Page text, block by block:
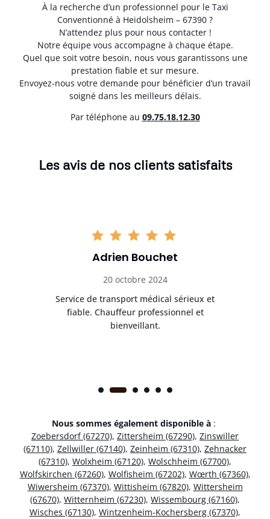
À la recherche d’un professionnel pour le Taxi
Conventionné à Heidolsheim – 67390 ?
N’attendez plus pour nous contacter !
Notre équipe vous accompagne à chaque étape.
Quel que soit votre besoin, nous vous garantissons une
prestation fiable et sur mesure.
Envoyez-nous votre demande pour bénéficier d’un travail
soigné dans les meilleurs délais.
Par téléphone au 09.75.18.12.30
Les avis de nos clients satisfaits
Adrien Bouchet
20 octobre 2024
Service de transport médical sérieux et
fiable. Chauffeur professionnel et
bienveillant.
Nous sommes également disponible à :
Zoebersdorf (67270), Zittersheim (67290), Zinswiller
(67110), Zellwiller (67140), Zeinheim (67310), Zehnacker
(67310), Wolxheim (67120), Wolschheim (67700),
Wolfskirchen (67260), Wolfisheim (67202), Wœrth (67360),
Wiwersheim (67370), Wittisheim (67820), Wittersheim
(67670), Witternheim (67230), Wissembourg (67160),
Wisches (67130), Wintzenheim-Kochersberg (67370),